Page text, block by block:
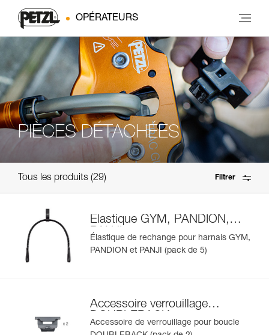
OPÉRATEURS
PIÈCES DÉTACHÉES
Tous les produits 29 Filtrer
Élastique GYM, PANDION,
PANJI
Élastique de rechange pour harnais GYM,
PANDION et PANJI (pack de 5)
Accessoire verrouillage
DOUBLEBACK
Accessoire de verrouillage pour boucle